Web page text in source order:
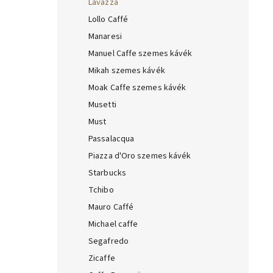
Lavazza
Lollo Caffé
Manaresi
Manuel Caffe szemes kávék
Mikah szemes kávék
Moak Caffe szemes kávék
Musetti
Must
Passalacqua
Piazza d'Oro szemes kávék
Starbucks
Tchibo
Mauro Caffé
Michael caffe
Segafredo
Zicaffe